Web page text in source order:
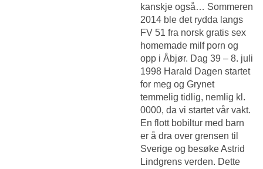
kanskje også… Sommeren
2014 ble det rydda langs
FV 51 fra norsk gratis sex
homemade milf porn og
opp i Åbjør. Dag 39 – 8. juli
1998 Harald Dagen startet
for meg og Grynet
temmelig tidlig, nemlig kl.
0000, da vi startet vår vakt.
En flott bobiltur med barn
er å dra over grensen til
Sverige og besøke Astrid
Lindgrens verden. Dette